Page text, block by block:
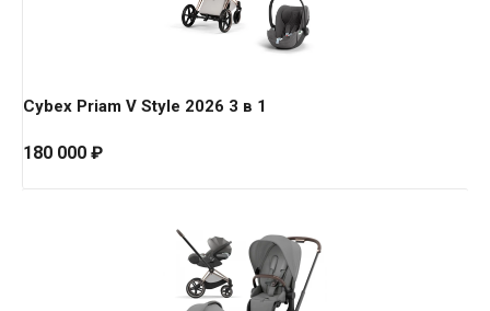
Cybex Priam V Style 2026 3 в 1
180 000 ₽